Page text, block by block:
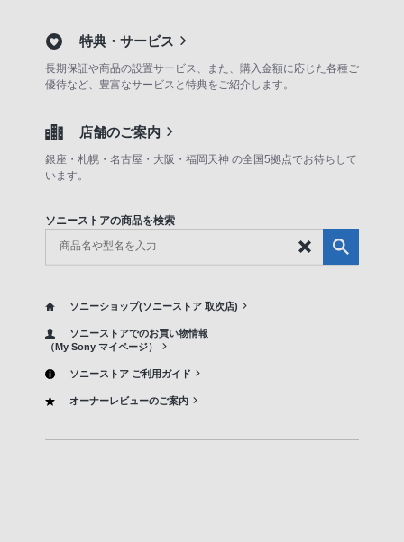
特典・サービス
長期保証や商品の設置サービス、また、購入金額に応じた各種ご
優待など、豊富なサービスと特典をご紹介します。
店舗のご案内
銀座・札幌・名古屋・大阪・福岡天神 の全国5拠点でお待ちして
います。
ソニーストアの商品を検索
ソニーショップ(ソニーストア 取次店)
ソニーストアでのお買い物情報
（My Sony マイページ）
ソニーストア ご利用ガイド
オーナーレビューのご案内